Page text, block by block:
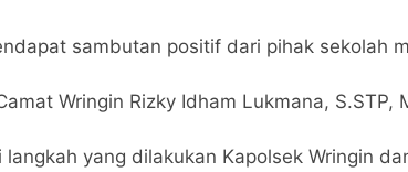
sambutan positif dari pihak sekolah
Wringin Rizky Idham Lukmana, S.STP,
langkah yang dilakukan Kapolsek Wringin